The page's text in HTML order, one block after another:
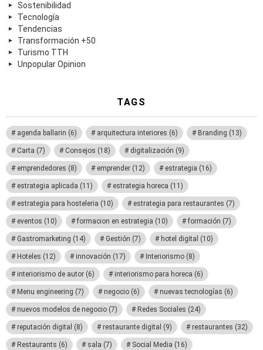
Sostenibilidad
Tecnología
Tendencias
Transformación +50
Turismo TTH
Unpopular Opinion
TAGS
agenda ballarin (6) arquitectura interiores (6) Branding (13)
Carta (7) Consejos (18) digitalización (9)
emprendedores (8) emprender (12) estrategia (16)
estrategia aplicada (11) estrategia horeca (11)
estrategia para hosteleria (10) estrategia para restaurantes (7)
eventos (10) formacion en estrategia (10) formación (7)
Gastromarketing (14) Gestión (7) hotel digital (10)
Hoteles (12) innovación (17) Interiorismo (8)
interiorismo de autor (6) interiorismo para horeca (6)
Menu engineering (7) negocio (6) nuevas tecnologías (6)
nuevos modelos de negocio (7) Redes Sociales (24)
reputación digital (8) restaurante digital (9) restaurantes (32)
Restaurants (6) sala (7) Social Media (16)